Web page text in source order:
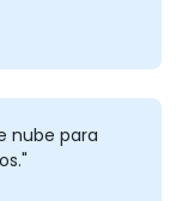
nube para